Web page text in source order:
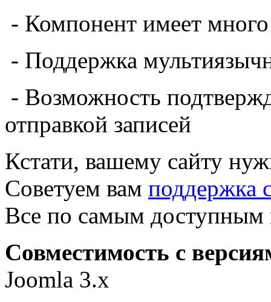
- Компонент имеет
- Поддержка
- Возможность
отправкой записей
Кстати, вашему сайту
Советуем вам поддержка
Все по самым доступным
Совместимость с
Joomla 3.x